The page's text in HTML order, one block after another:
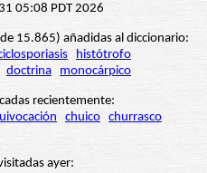
05:08 PDT 2026
15.865) añadidas al diccionario:
histótrofo
doctrina monocárpico
recientemente:
chuico churrasco
ayer: